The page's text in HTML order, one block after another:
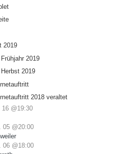
2019
2019
2019
2018 veraltet
16 @19:30
05 @20:00
06 @18:00